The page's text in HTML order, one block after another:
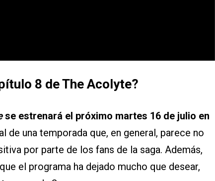
8 de The Acolyte?
se estrenará el próximo martes 16 de julio en
de una temporada que, en general, parece no
por parte de los fans de la saga. Además,
el programa ha dejado mucho que desear,